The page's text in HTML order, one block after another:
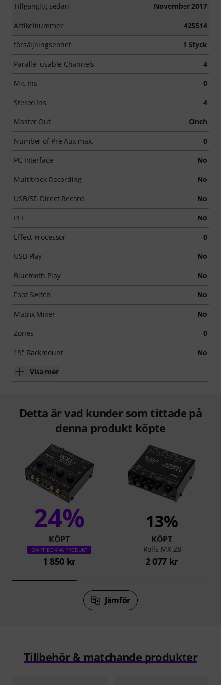
Tillgänglig sedan November 2017
Artikelnummer 425514
försäljningsenhet 1 Styck
Parallel usable Channels 4
Mic Ins 0
Stereo Ins 4
Master Out Cinch
Number of Pre Aux max. 0
PC Interface No
Multitrack Recording No
USB/SD Direct Record No
PFL No
Effect Processor 0
USB Play No
Bluetooth Play No
Foot Switch No
Matrix Mixer No
Zones 0
19" Rackmount No
Visa mer
Detta är vad kunder som tittade på
denna produkt köpte
24%
KÖPT
EXAKT DENNA PRODUKT
1 850 kr
13%
KÖPT
Rolls MX 28
2 077 kr
Jämför
Tillbehör & matchande produkter